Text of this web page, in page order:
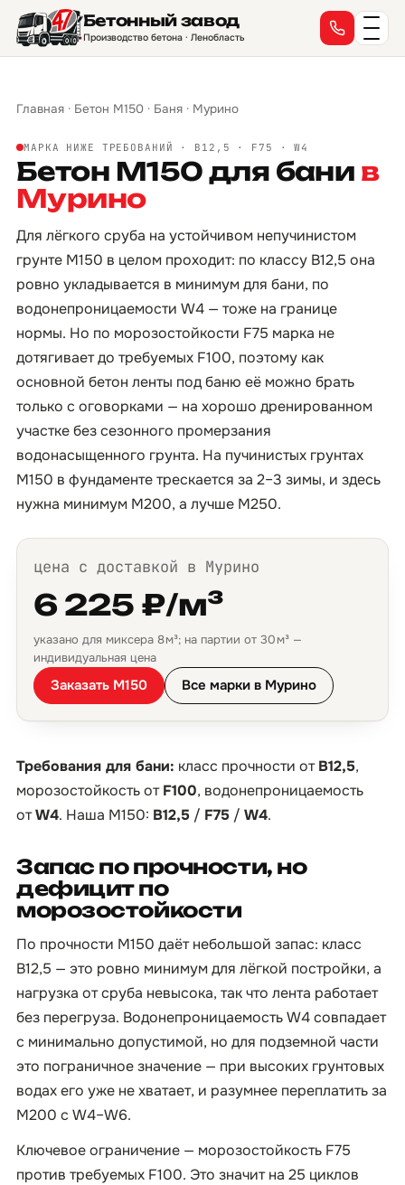
Бетонный завод
Производство бетона · Ленобласть
Главная · Бетон М150 · Баня · Мурино
МАРКА НИЖЕ ТРЕБОВАНИЙ · B12,5 · F75 · W4
Бетон М150 для бани в
Мурино
Для лёгкого сруба на устойчивом непучинистом
грунте М150 в целом проходит: по классу B12,5 она
ровно укладывается в минимум для бани, по
водонепроницаемости W4 — тоже на границе
нормы. Но по морозостойкости F75 марка не
дотягивает до требуемых F100, поэтому как
основной бетон ленты под баню её можно брать
только с оговорками — на хорошо дренированном
участке без сезонного промерзания
водонасыщенного грунта. На пучинистых грунтах
М150 в фундаменте трескается за 2–3 зимы, и здесь
нужна минимум М200, а лучше М250.
цена с доставкой в Мурино
6 225 ₽/м³
указано для миксера 8 м³; на партии от 30 м³ —
индивидуальная цена
Заказать М150 Все марки в Мурино
Требования для бани: класс прочности отB12,5,
морозостойкость отF100, водонепроницаемость
отW4. Наша М150: B12,5 / F75 / W4.
Запас по прочности, но
дефицит по
морозостойкости
По прочности М150 даёт небольшой запас: класс
B12,5 — это ровно минимум для лёгкой постройки, а
нагрузка от сруба невысока, так что лента работает
без перегруза. Водонепроницаемость W4 совпадает
с минимально допустимой, но для подземной части
это пограничное значение — при высоких грунтовых
водах его уже не хватает, и разумнее переплатить за
М200 с W4–W6.
Ключевое ограничение — морозостойкость F75
против требуемых F100. Это значит на 25 циклов